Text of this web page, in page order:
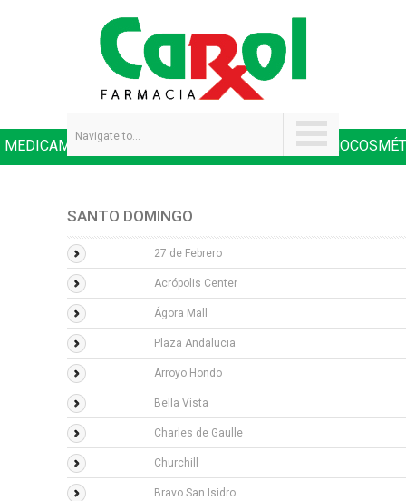
Navigate to...
MEDICAMENTOS
SANTO DOMINGO
27 de Febrero
Acrópolis Center
Ágora Mall
Plaza Andalucia
Arroyo Hondo
Bella Vista
Charles de Gaulle
Churchill
Bravo San Isidro